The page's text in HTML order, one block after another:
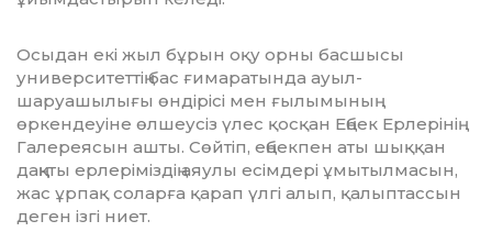
Осыдан екі жыл бұрын оқу орны бас­шы­сы
университеттің бас ғимаратында ауыл­
шаруашылығы өндірісі мен ғы­лы­мының
өркендеуіне өлшеусіз үлес қосқан Ең­бек Ерлерінің
Галереясын ашты. Сөй­тіп, еңбекпен аты шыққан
даңқты ер­ле­ріміздің аяулы есімдері ұмытылмасын,
жас ұрпақ соларға қарап үлгі алып, қа­лып­тассын
деген ізгі ниет.